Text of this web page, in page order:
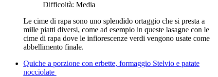
Difficoltà: Media
Le cime di rapa sono uno splendido ortaggio che si presta a
mille piatti diversi, come ad esempio in queste lasagne con le
cime di rapa dove le infiorescenze verdi vengono usate come
abbellimento finale.
Quiche a porzione con erbette, formaggio Stelvio e patate
nocciolate